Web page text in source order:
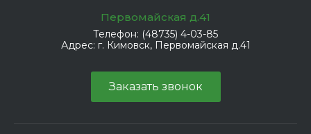
Первомайская д.41
Телефон: (48735) 4-03-85
Адрес: г. Кимовск, Первомайская д.41
Заказать звонок